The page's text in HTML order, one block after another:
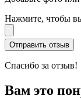
Нажмите, чтобы
Спасибо за отзыв!
Вам это